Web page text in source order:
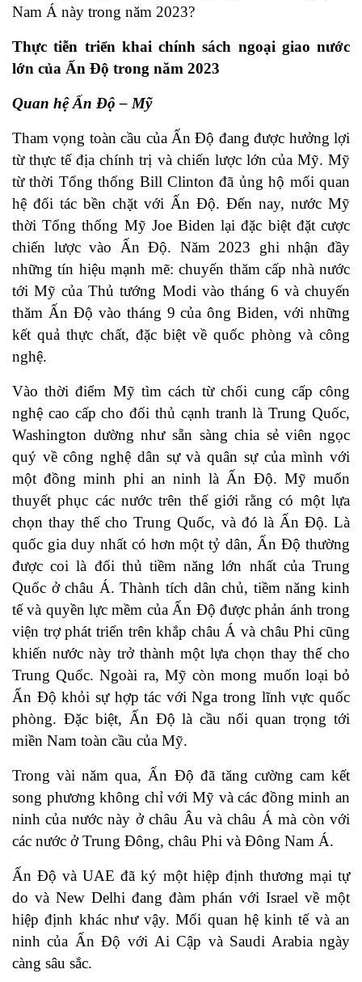
Nam Á này trong năm 2023?
Thực tiễn triển khai chính sách ngoại giao nước
lớn của Ấn Độ trong năm 2023
Quan hệ Ấn Độ – Mỹ
Tham vọng toàn cầu của Ấn Độ đang được hưởng lợi
từ thực tế địa chính trị và chiến lược lớn của Mỹ. Mỹ
từ thời Tổng thống Bill Clinton đã ủng hộ mối quan
hệ đối tác bền chặt với Ấn Độ. Đến nay, nước Mỹ
thời Tổng thống Mỹ Joe Biden lại đặc biệt đặt cược
chiến lược vào Ấn Độ. Năm 2023 ghi nhận đầy
những tín hiệu mạnh mẽ: chuyến thăm cấp nhà nước
tới Mỹ của Thủ tướng Modi vào tháng 6 và chuyến
thăm Ấn Độ vào tháng 9 của ông Biden, với những
kết quả thực chất, đặc biệt về quốc phòng và công
nghệ.
Vào thời điểm Mỹ tìm cách từ chối cung cấp công
nghệ cao cấp cho đối thủ cạnh tranh là Trung Quốc,
Washington dường như sẵn sàng chia sẻ viên ngọc
quý về công nghệ dân sự và quân sự của mình với
một đồng minh phi an ninh là Ấn Độ. Mỹ muốn
thuyết phục các nước trên thế giới rằng có một lựa
chọn thay thế cho Trung Quốc, và đó là Ấn Độ. Là
quốc gia duy nhất có hơn một tỷ dân, Ấn Độ thường
được coi là đối thủ tiềm năng lớn nhất của Trung
Quốc ở châu Á. Thành tích dân chủ, tiềm năng kinh
tế và quyền lực mềm của Ấn Độ được phản ánh trong
viện trợ phát triển trên khắp châu Á và châu Phi cũng
khiến nước này trở thành một lựa chọn thay thế cho
Trung Quốc. Ngoài ra, Mỹ còn mong muốn loại bỏ
Ấn Độ khỏi sự hợp tác với Nga trong lĩnh vực quốc
phòng. Đặc biệt, Ấn Độ là cầu nối quan trọng tới
miền Nam toàn cầu của Mỹ.
Trong vài năm qua, Ấn Độ đã tăng cường cam kết
song phương không chỉ với Mỹ và các đồng minh an
ninh của nước này ở châu Âu và châu Á mà còn với
các nước ở Trung Đông, châu Phi và Đông Nam Á.
Ấn Độ và UAE đã ký một hiệp định thương mại tự
do và New Delhi đang đàm phán với Israel về một
hiệp định khác như vậy. Mối quan hệ kinh tế và an
ninh của Ấn Độ với Ai Cập và Saudi Arabia ngày
càng sâu sắc.